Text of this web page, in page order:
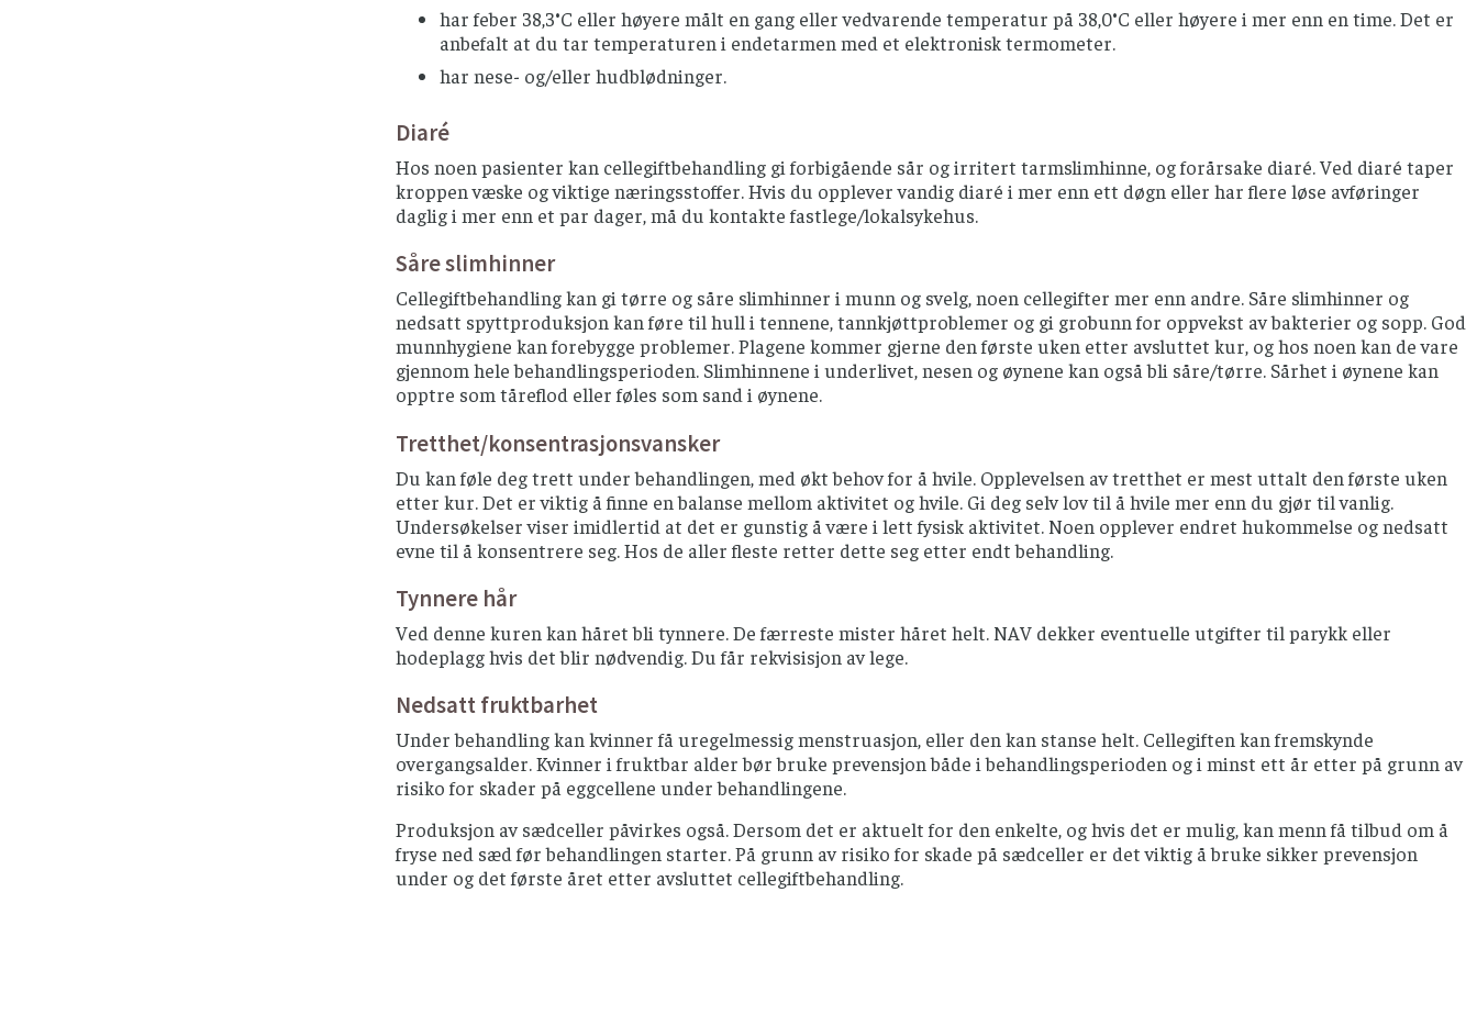
har feber 38,3°C eller høyere målt en gang eller vedvarende temperatur på 38,0°C eller høyere i mer enn en time. Det er
anbefalt at du tar temperaturen i endetarmen med et elektronisk termometer.
har nese- og/eller hudblødninger.
Diaré
Hos noen pasienter kan cellegiftbehandling gi forbigående sår og irritert tarmslimhinne, og forårsake diaré. Ved diaré taper
kroppen væske og viktige næringsstoffer. Hvis du opplever vandig diaré i mer enn ett døgn eller har flere løse avføringer
daglig i mer enn et par dager, må du kontakte fastlege/lokalsykehus.
Såre slimhinner
Cellegiftbehandling kan gi tørre og såre slimhinner i munn og svelg, noen cellegifter mer enn andre. Såre slimhinner og
nedsatt spyttproduksjon kan føre til hull i tennene, tannkjøttproblemer og gi grobunn for oppvekst av bakterier og sopp. God
munnhygiene kan forebygge problemer. Plagene kommer gjerne den første uken etter avsluttet kur, og hos noen kan de vare
gjennom hele behandlingsperioden. Slimhinnene i underlivet, nesen og øynene kan også bli såre/tørre. Sårhet i øynene kan
opptre som tåreflod eller føles som sand i øynene.
Tretthet/konsentrasjonsvansker
Du kan føle deg trett under behandlingen, med økt behov for å hvile. Opplevelsen av tretthet er mest uttalt den første uken
etter kur. Det er viktig å finne en balanse mellom aktivitet og hvile. Gi deg selv lov til å hvile mer enn du gjør til vanlig.
Undersøkelser viser imidlertid at det er gunstig å være i lett fysisk aktivitet. Noen opplever endret hukommelse og nedsatt
evne til å konsentrere seg. Hos de aller fleste retter dette seg etter endt behandling.
Tynnere hår
Ved denne kuren kan håret bli tynnere. De færreste mister håret helt. NAV dekker eventuelle utgifter til parykk eller
hodeplagg hvis det blir nødvendig. Du får rekvisisjon av lege.
Nedsatt fruktbarhet
Under behandling kan kvinner få uregelmessig menstruasjon, eller den kan stanse helt. Cellegiften kan fremskynde
overgangsalder. Kvinner i fruktbar alder bør bruke prevensjon både i behandlingsperioden og i minst ett år etter på grunn av
risiko for skader på eggcellene under behandlingene.
Produksjon av sædceller påvirkes også. Dersom det er aktuelt for den enkelte, og hvis det er mulig, kan menn få tilbud om å
fryse ned sæd før behandlingen starter. På grunn av risiko for skade på sædceller er det viktig å bruke sikker prevensjon
under og det første året etter avsluttet cellegiftbehandling.